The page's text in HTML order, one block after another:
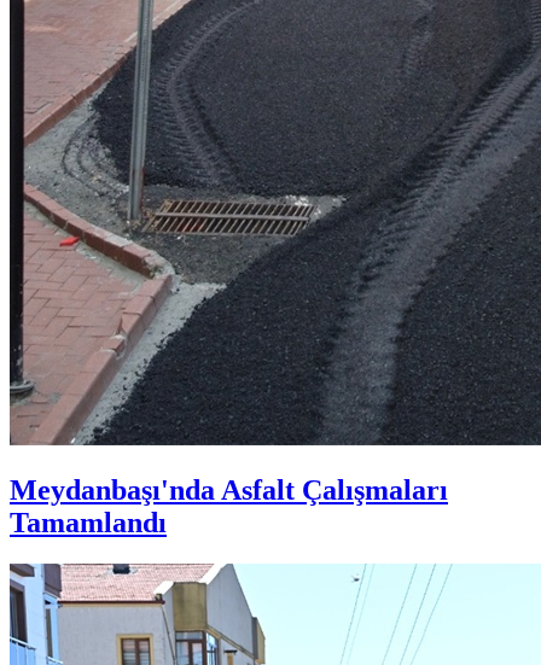
Meydanbaşı'nda Asfalt Çalışmaları
Tamamlandı